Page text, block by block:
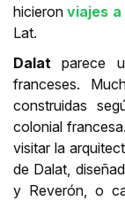
hicieronviajes
Lat.
Dalatparece
franceses.
construidas
colonial
visitar la
de Dalat,
y Reverón, o